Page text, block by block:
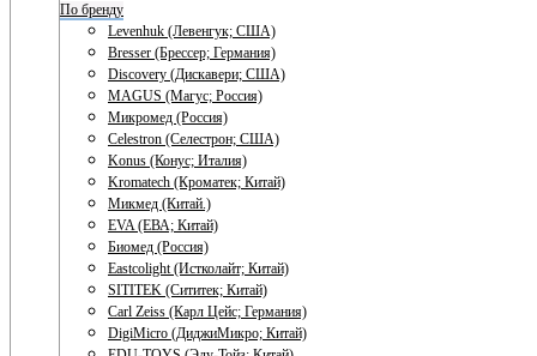
По бренду
Levenhuk (Левенгук; США)
Bresser (Брессер; Германия)
Discovery (Дискавери; США)
MAGUS (Магус; Россия)
Микромед (Россия)
Celestron (Селестрон; США)
Konus (Конус; Италия)
Kromatech (Кроматек; Китай)
Микмед (Китай.)
EVA (ЕВА; Китай)
Биомед (Россия)
Eastcolight (Истколайт; Китай)
SITITEK (Сититек; Китай)
Carl Zeiss (Карл Цейс; Германия)
DigiMicro (ДиджиМикро; Китай)